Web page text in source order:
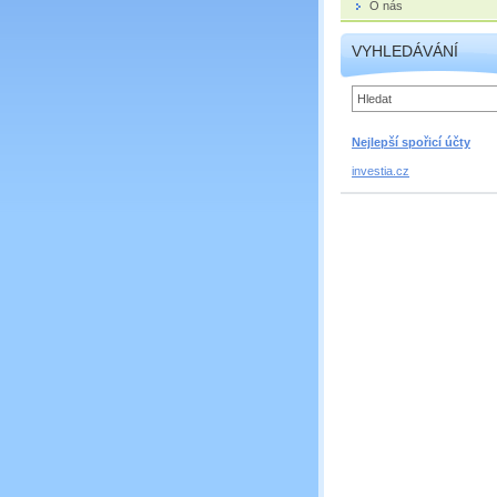
O nás
VYHLEDÁVÁNÍ
Nejlepší spořicí účty
investia.cz